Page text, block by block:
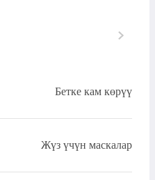
Бетке кам көрүү
Жүз үчүн маскалар